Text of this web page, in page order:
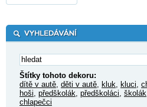
Štítky tohoto dekoru:
dítě v autě děti v autě kluk kluci
hoši předškolák předškoláci školák
chlapečci